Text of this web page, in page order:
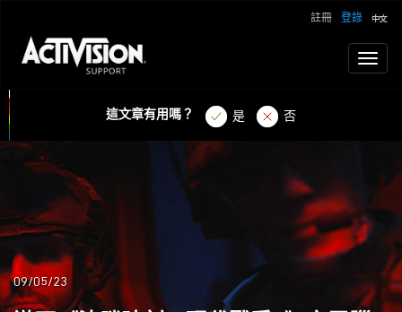
登錄
註冊
這文章有用嗎？ 是 否
09/05/23